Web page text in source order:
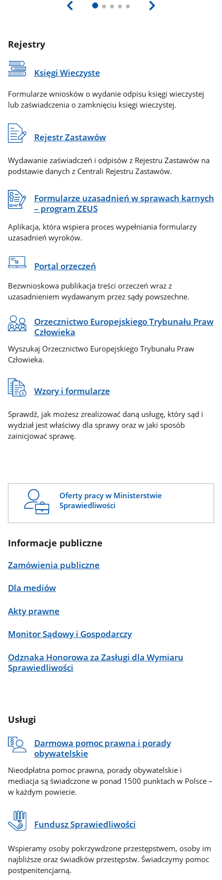
Rejestry
Księgi Wieczyste
Formularze wniosków o wydanie odpisu księgi wieczystej
lub zaświadczenia o zamknięciu księgi wieczystej.
Rejestr Zastawów
Wydawanie zaświadczeń i odpisów z Rejestru Zastawów na
podstawie danych z Centrali Rejestru Zastawów.
Formularze uzasadnień w sprawach karnych
– program ZEUS
Aplikacja, która wspiera proces wypełniania formularzy
uzasadnień wyroków.
Portal orzeczeń
Bezwnioskowa publikacja treści orzeczeń wraz z
uzasadnieniem wydawanym przez sądy powszechne.
Orzecznictwo Europejskiego Trybunału Praw
Człowieka
Wyszukaj Orzecznictwo Europejskiego Trybunału Praw
Człowieka.
Wzory i formularze
Sprawdź, jak możesz zrealizować daną usługę, który sąd i
wydział jest właściwy dla sprawy oraz w jaki sposób
zainicjować sprawę.
Oferty pracy w Ministerstwie
Sprawiedliwości
Informacje publiczne
Zamówienia publiczne
Dla mediów
Akty prawne
Monitor Sądowy i Gospodarczy
Odznaka Honorowa za Zasługi dla Wymiaru
Sprawiedliwości
Usługi
Darmowa pomoc prawna i porady
obywatelskie
Nieodpłatna pomoc prawna, porady obywatelskie i
mediacja są świadczone w ponad 1500 punktach w Polsce –
w każdym powiecie.
Fundusz Sprawiedliwości
Wspieramy osoby pokrzywdzone przestępstwem, osoby im
najbliższe oraz świadków przestępstw. Świadczymy pomoc
postpenitencjarną.